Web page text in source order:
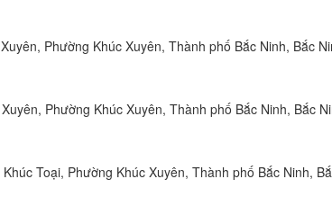
Phường Khúc Xuyên, Thành phố Bắc Ninh, Bắc
Phường Khúc Xuyên, Thành phố Bắc Ninh, Bắc
Toại, Phường Khúc Xuyên, Thành phố Bắc Ninh,